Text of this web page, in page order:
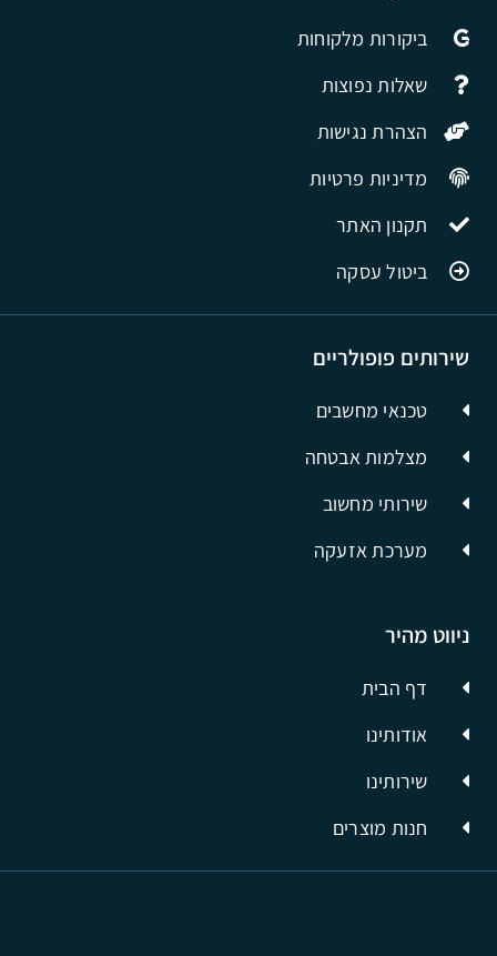
ניווט מהיר
דף הבית
אודותינו
שירותינו
חנות מוצרים
שירותים פופולריים
טכנאי מחשבים
מצלמות אבטחה
שירותי מחשוב
מערכת אזעקה
ביקורות מלקוחות
שאלות נפוצות
הצהרת נגישות
מדיניות פרטיות
תקנון האתר
ביטול עסקה